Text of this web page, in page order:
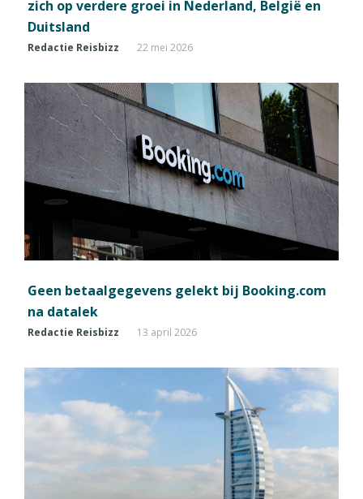
zich op verdere groei in Nederland, België en
Duitsland
Redactie Reisbizz 22 mei 2026
Geen betaalgegevens gelekt bij Booking.com
na datalek
Redactie Reisbizz 13 april 2026